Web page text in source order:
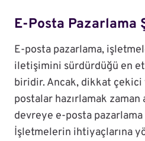
E-Posta Pazarlama
E-posta pazarlama,
iletişimini sürdürdüğü en
biridir. Ancak, dikkat
postalar hazırlamak zaman
devreye e-posta pazarlama
İşletmelerin ihtiyaçlarına